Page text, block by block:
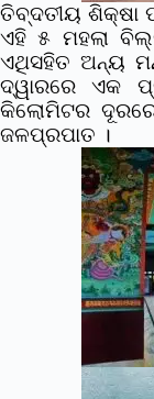
ତିବ୍ଦତୀୟ ଶିକ୍ଷା
ଏହି ୫ ମହଲା
ଏଥିସହିତ ଅନ୍ୟ
ଦ୍ୱାରରେ ଏକ
କିଲୋମିଟର
ଜଳପ୍ରପାତ ।